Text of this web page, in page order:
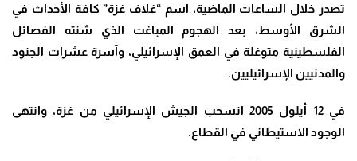
تصدر خلال الساعات الماضية، اسم “غلاف غزة” كافة الأحداث في
الشرق الأوسط، بعد الهجوم المباغت الذي شنته الفصائل
الفلسطينية متوغلة في العمق الإسرائيلي، وآسرة عشرات الجنود
والمدنيين الإسرائيليين.
في 12 أيلول 2005 انسحب الجيش الإسرائيلي من غزة، وانتهى
الوجود الاستيطاني في القطاع.